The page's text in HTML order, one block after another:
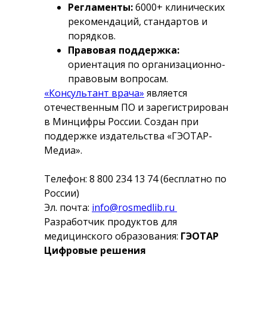
Регламенты:6000+ клинических
рекомендаций, стандартов и
порядков.
Правовая поддержка:
ориентация по организационно-
правовым вопросам.
«Консультант врача» является
отечественным ПО и зарегистрирован
в Минцифры России. Создан при
поддержке издательства «ГЭОТАР-
Медиа».
Телефон: 8 800 234 13 74 (бесплатно по
России)
Эл. почта: info@rosmedlib.ru
Разработчик продуктов для
медицинского образования: ГЭОТАР
Цифровые решения